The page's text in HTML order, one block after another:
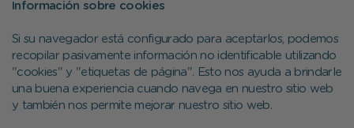
Información sobre cookies
Si su navegador está configurado para aceptarlos, podemos
recopilar pasivamente información no identificable utilizando
"cookies" y "etiquetas de página". Esto nos ayuda a brindarle
una buena experiencia cuando navega en nuestro sitio web
y también nos permite mejorar nuestro sitio web.